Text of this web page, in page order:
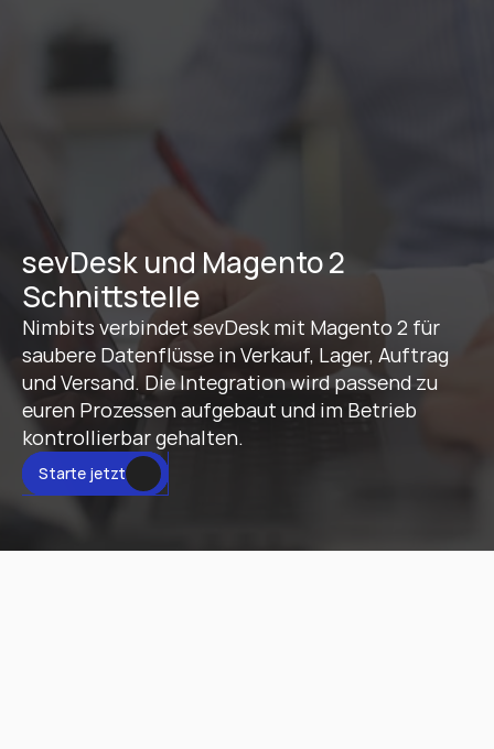
sevDesk und Magento 2
Schnittstelle
Nimbits verbindet sevDesk mit Magento 2 für
saubere Datenflüsse in Verkauf, Lager, Auftrag
und Versand. Die Integration wird passend zu
euren Prozessen aufgebaut und im Betrieb
kontrollierbar gehalten.
Starte jetzt